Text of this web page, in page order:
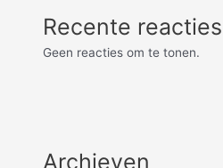
Recente reacties
Geen reacties om te tonen.
Archieven